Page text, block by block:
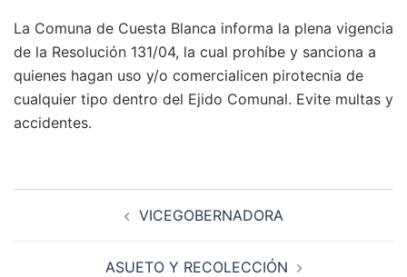
La Comuna de Cuesta Blanca informa la plena vigencia
de la Resolución 131/04, la cual prohíbe y sanciona a
quienes hagan uso y/o comercialicen pirotecnia de
cualquier tipo dentro del Ejido Comunal. Evite multas y
accidentes.
VICEGOBERNADORA
ASUETO Y RECOLECCIÓN